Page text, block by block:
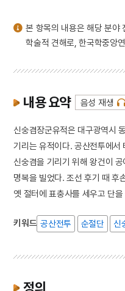
본 항목의 내용은 해당 분야
학술적 견해로, 한국학중앙
내용 요약 음성 재생
신숭겸장군유적은 대구광역시
기리는 유적이다. 공산전투에서
신숭겸을 기리기 위해 왕건이
명복을 빌었다. 조선 후기 때 후
옛 절터에 표충사를 세우고 단
키워드 공산전투 순절단 신
정의